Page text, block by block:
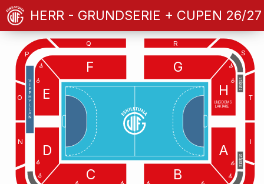
HERR - GRUNDSERIE + CUPEN 26/27
R
S
P
I
O
N
G
H
A
E
D
Q
F
Ståplats
Ståplats
UNGDOMS
LÄKTARE
B
C
T